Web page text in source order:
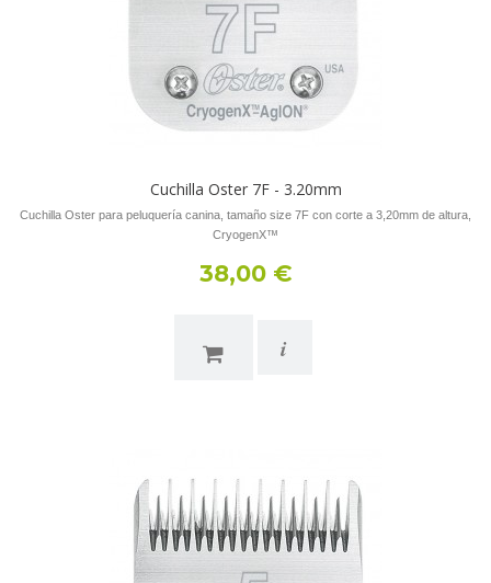
Cuchilla Oster 7F - 3.20mm
Cuchilla Oster para peluquería canina, tamaño size 7F con corte a 3,20mm de altura,
CryogenX™
38,00 €
i